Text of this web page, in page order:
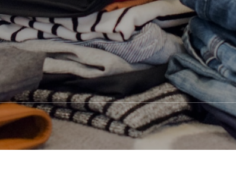
回収について
リサイクル
ウエスについて